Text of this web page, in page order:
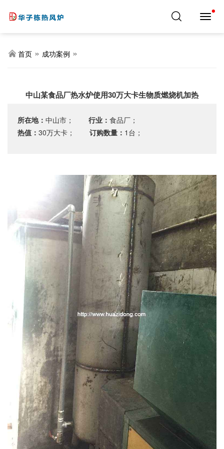
导
首页 » 成功案例 »
中山某食品厂热水炉使用30万大卡生物质燃烧机加热
所在地： 中山市； 行业： 食品厂；
热值： 30万大卡； 订购数量： 1台；